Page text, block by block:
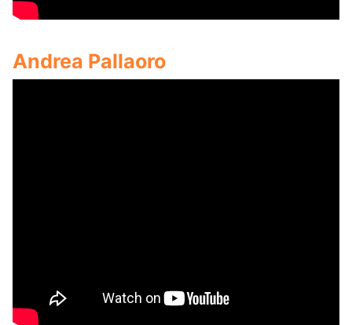
Andrea Pallaoro